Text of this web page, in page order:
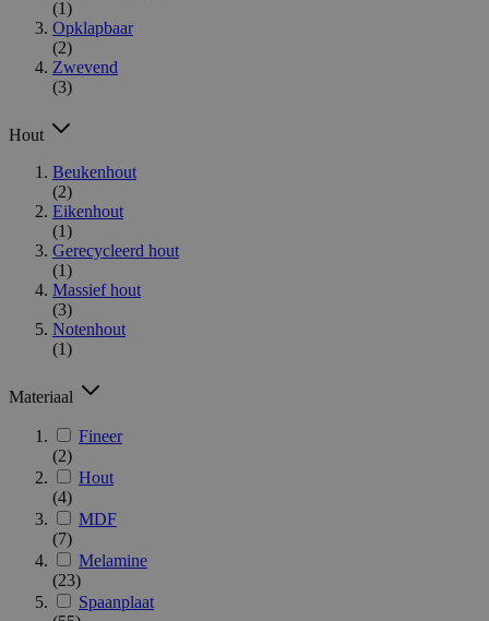
(1)
Opklapbaar
(2)
Zwevend
(3)
Hout
Beukenhout
(2)
Eikenhout
(1)
Gerecycleerd hout
(1)
Massief hout
(3)
Notenhout
(1)
Materiaal
Fineer
(2)
Hout
(4)
MDF
(7)
Melamine
(23)
Spaanplaat